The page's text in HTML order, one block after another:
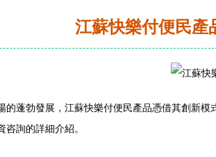
江蘇快樂付便民產
的蓬勃發展，江蘇快樂付便民產品憑借其創新
詢的詳細介紹。